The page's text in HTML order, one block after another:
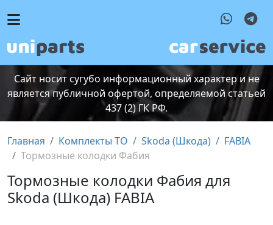
Сайт носит сугубо информационный характер и не
является публичной офертой, определяемой статьей
437 (2) ГК РФ.
Главная Комплекты ТО Skoda (Шкода)
FABIA
Тормозные колодки Фабия
Тормозные колодки Фабия для
Skoda (Шкода) FABIA